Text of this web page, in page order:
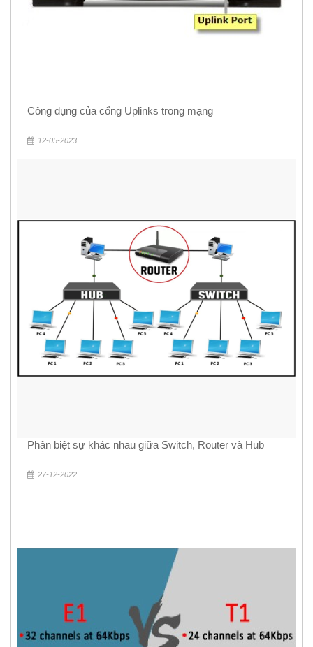
Công dụng của cổng Uplinks trong mạng
12-05-2023
Phân biệt sự khác nhau giữa Switch, Router và Hub
27-12-2022